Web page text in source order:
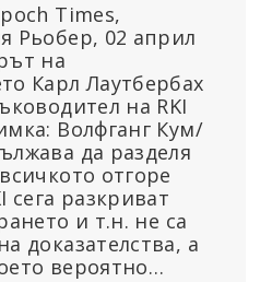
Times,
Рьобер, 02 април
на
Карл Лаутбербах
на RKI
Волфганг Кум/
да разделя
отгоре
сега разкриват
и т.н. не са
доказателства, а
вероятно…